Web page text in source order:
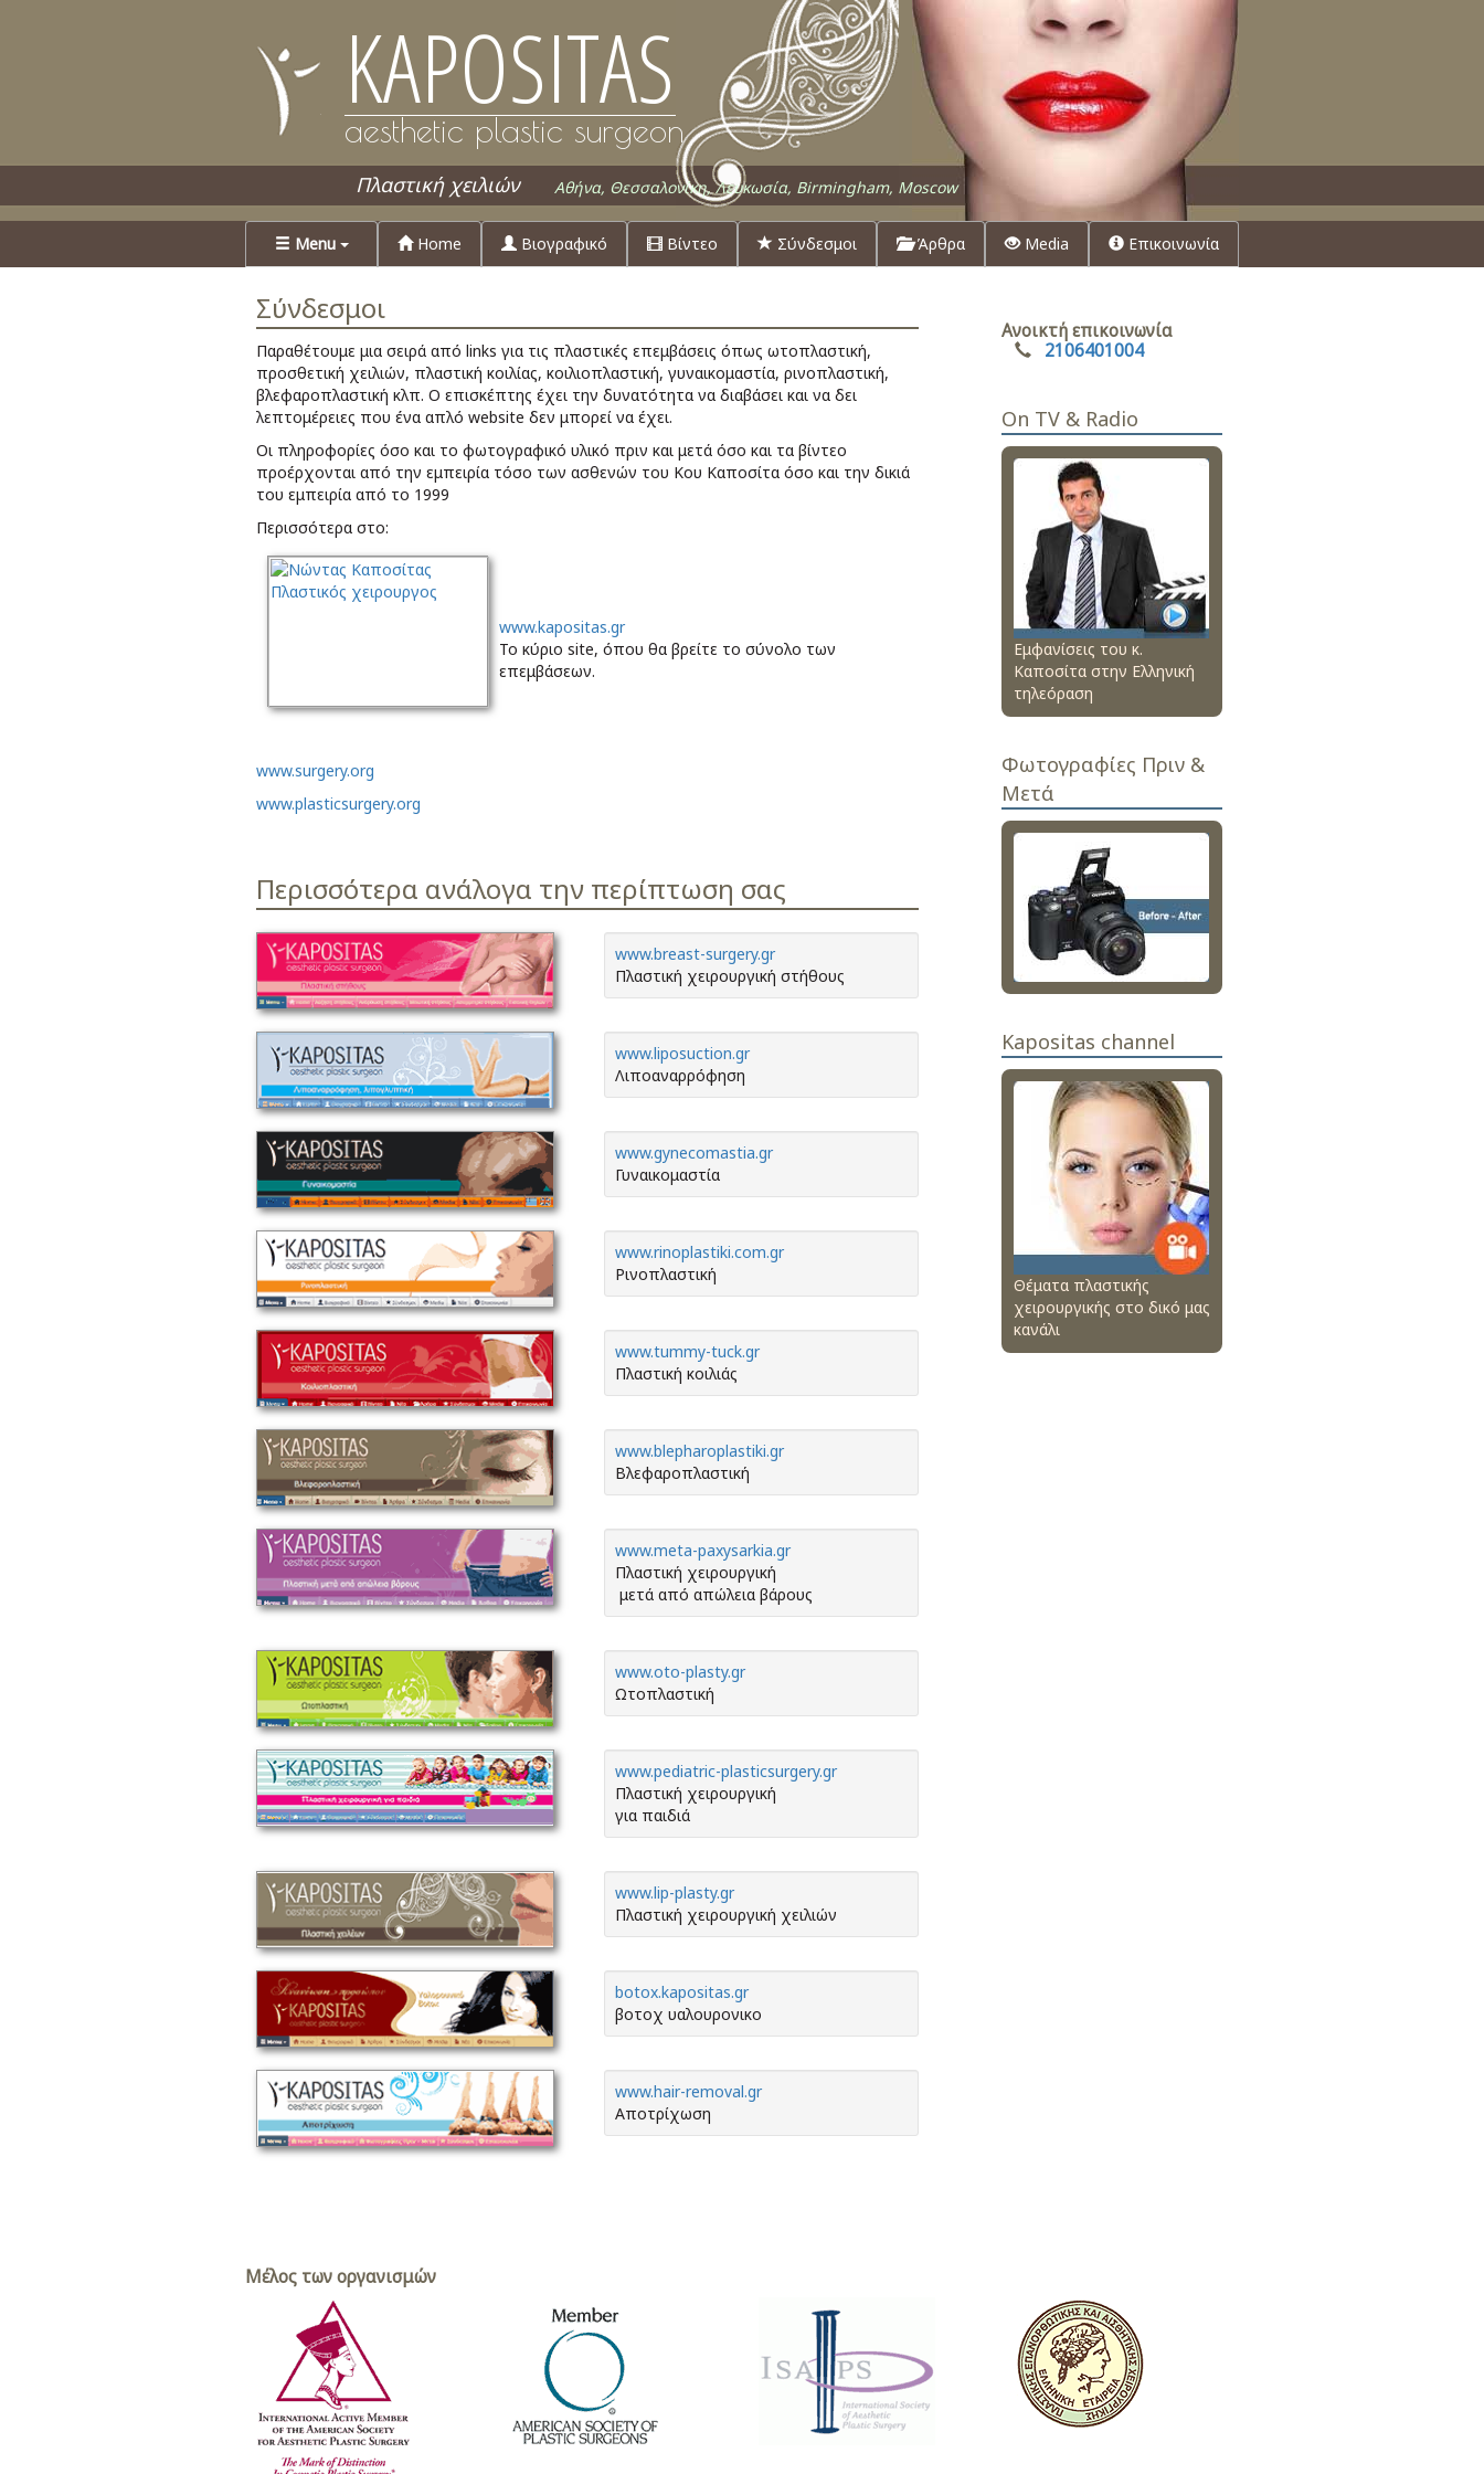
KAPOSITAS
aesthetic plastic surgeon
Πλαστική χειλιών Αθήνα, Θεσσαλονίκη, Λευκωσία, Birmingham, Moscow
Menu Home Βιογραφικό Βίντεο Σύνδεσμοι Άρθρα Media Επικοινωνία
Σύνδεσμοι
Παραθέτουμε μια σειρά από links για τις πλαστικές επεμβάσεις όπως ωτοπλαστική,
προσθετική χειλιών, πλαστική κοιλίας, κοιλιοπλαστική, γυναικομαστία, ρινοπλαστική,
βλεφαροπλαστική κλπ. Ο επισκέπτης έχει την δυνατότητα να διαβάσει και να δει
λεπτομέρειες που ένα απλό website δεν μπορεί να έχει.
Οι πληροφορίες όσο και το φωτογραφικό υλικό πριν και μετά όσο και τα βίντεο
προέρχονται από την εμπειρία τόσο των ασθενών του Κου Καποσίτα όσο και την δικιά
του εμπειρία από το 1999
Περισσότερα στο:
www.kapositas.gr
Το κύριο site, όπου θα βρείτε το σύνολο των
επεμβάσεων.
www.surgery.org
www.plasticsurgery.org
Περισσότερα ανάλογα την περίπτωση σας
www.breast-surgery.gr
Πλαστική χειρουργική στήθους
www.liposuction.gr
Λιποαναρρόφηση
www.gynecomastia.gr
Γυναικομαστία
www.rinoplastiki.com.gr
Ρινοπλαστική
www.tummy-tuck.gr
Πλαστική κοιλιάς
www.blepharoplastiki.gr
Βλεφαροπλαστική
www.meta-paxysarkia.gr
Πλαστική χειρουργική
μετά από απώλεια βάρους
www.oto-plasty.gr
Ωτοπλαστική
www.pediatric-plasticsurgery.gr
Πλαστική χειρουργική
για παιδιά
www.lip-plasty.gr
Πλαστική χειρουργική χειλιών
botox.kapositas.gr
βοτοχ υαλουρονικο
www.hair-removal.gr
Αποτρίχωση
Ανοικτή επικοινωνία
2106401004
On TV & Radio
Εμφανίσεις του κ.
Καποσίτα στην Ελληνική
τηλεόραση
Φωτογραφίες Πριν &
Μετά
Kapositas channel
Θέματα πλαστικής
χειρουργικής στο δικό μας
κανάλι
Μέλος των οργανισμών